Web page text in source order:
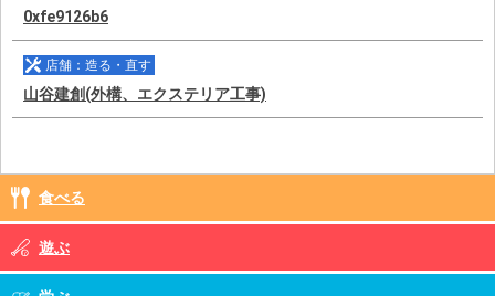
0xfe9126b6
店舗：造る・直す
山谷建創(外構、エクステリア工事)
食べる
遊ぶ